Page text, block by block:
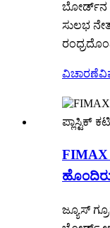
ಬೋರ್ಡ್‌ನ
ಸುಲಭ
ವಿಚಾರಣೆ
FIMAX
ಜ್ಯೂಸ್